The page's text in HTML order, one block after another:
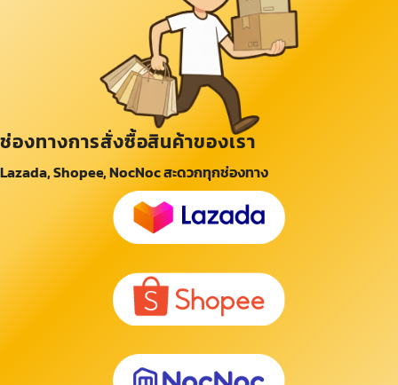
ช่องทางการสั่งซื้อสินค้าของเรา
Lazada, Shopee, NocNoc สะดวกทุกช่องทาง